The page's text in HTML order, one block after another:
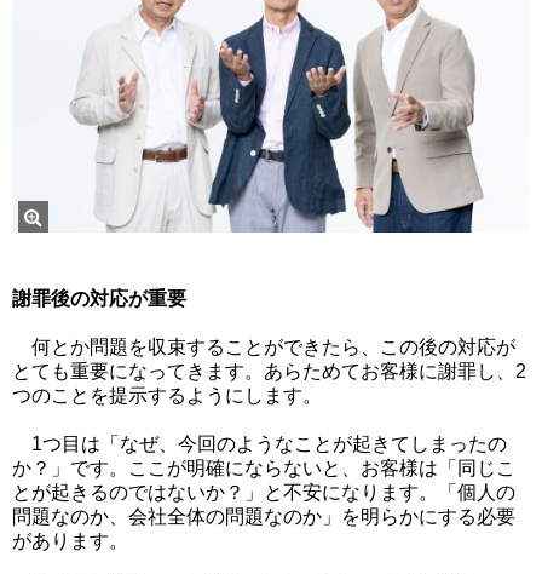
謝罪後の対応が重要
何とか問題を収束することができたら、この後の対応が
とても重要になってきます。あらためてお客様に謝罪し、2
つのことを提示するようにします。
1つ目は「なぜ、今回のようなことが起きてしまったの
か？」です。ここが明確にならないと、お客様は「同じこ
とが起きるのではないか？」と不安になります。「個人の
問題なのか、会社全体の問題なのか」を明らかにする必要
があります。